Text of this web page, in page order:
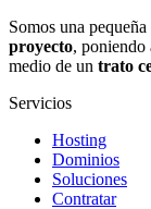
Somos una
proyecto, poniendo
medio de un trato
Servicios
Hosting
Dominios
Soluciones
Contratar